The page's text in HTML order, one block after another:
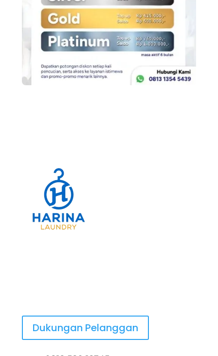
Dukungan Pelanggan